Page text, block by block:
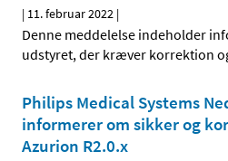
| 11. februar 2022 |
Denne meddelelse indeholder
udstyret, der kræver korrektion
Philips Medical Systems
informerer om sikker og
Azurion R2.0.x